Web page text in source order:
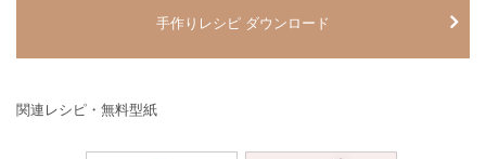
手作りレシピ ダウンロード
関連レシピ・無料型紙